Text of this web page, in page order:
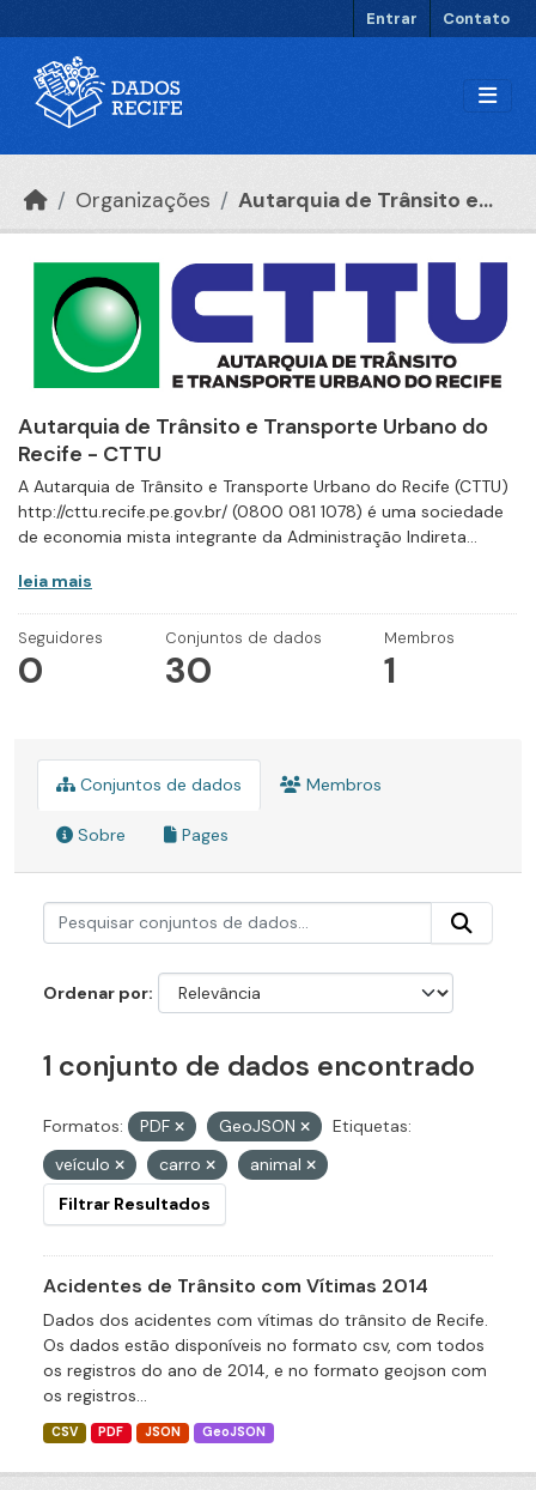
Entrar Contato
Organizações Autarquia de Trânsito e...
Autarquia de Trânsito e Transporte Urbano do
Recife - CTTU
A Autarquia de Trânsito e Transporte Urbano do Recife (CTTU)
http://cttu.recife.pe.gov.br/ (0800 081 1078) é uma sociedade
de economia mista integrante da Administração Indireta...
leia mais
Seguidores
0
Conjuntos de dados
30
Membros
1
Conjuntos de dados Membros
Sobre Pages
Ordenar por
1 conjunto de dados encontrado
Formatos: PDF GeoJSON
Etiquetas:
veículo
carro
animal
Filtrar Resultados
Acidentes de Trânsito com Vítimas 2014
Dados dos acidentes com vítimas do trânsito de Recife.
Os dados estão disponíveis no formato csv, com todos
os registros do ano de 2014, e no formato geojson com
os registros...
CSV PDF JSON GeoJSON